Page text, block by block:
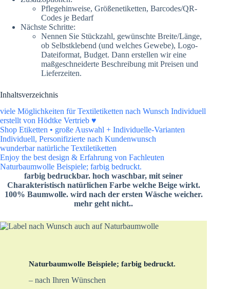
Pflegehinweise, Größenetiketten, Barcodes/QR-
Codes je Bedarf
Nächste Schritte:
Nennen Sie Stückzahl, gewünschte Breite/Länge,
ob Selbstklebend (und welches Gewebe), Logo-
Dateiformat, Budget. Dann erstellen wir eine
maßgeschneiderte Beschreibung mit Preisen und
Lieferzeiten.
Inhaltsverzeichnis
viele Möglichkeiten für Textiletiketten nach Wunsch Individuell
erstellt von Hödtke Vertrieb ♥️
Shop Etiketten • große Auswahl + Individuelle-Varianten
Individuell, Personifizierte nach Kundenwunsch
wunderbar natürliche Textiletiketten
Enjoy the best design & Erfahrung von Fachleuten
Naturbaumwolle Beispiele; farbig bedruckt.
farbig bedruckbar. hoch waschbar, mit seiner
Charakteristisch natürlichen Farbe welche Beige wirkt.
100% Baumwolle. wird nach der ersten Wäsche weicher.
mehr geht nicht..
Naturbaumwolle Beispiele; farbig bedruckt.
– nach Ihren Wünschen